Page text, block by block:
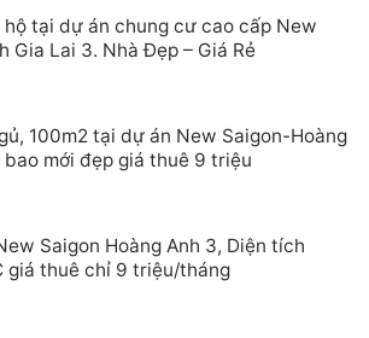
tại dự án chung cư cao cấp New
Gia Lai 3. Nhà Đẹp – Giá Rẻ
100m2 tại dự án New Saigon-Hoàng
bao mới đẹp giá thuê 9 triệu
Saigon Hoàng Anh 3, Diện tích
giá thuê chỉ 9 triệu/tháng